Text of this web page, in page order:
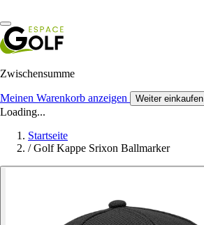
Zwischensumme
Meinen Warenkorb anzeigen Weiter einkaufen
Loading...
Startseite
/ Golf Kappe Srixon Ballmarker